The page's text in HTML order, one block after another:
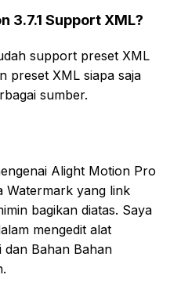
3.7.1 Support XML?
support preset XML
preset XML siapa saja
sumber.
Alight Motion Pro
Watermark yang link
bagikan diatas. Saya
mengedit alat
dan Bahan Bahan